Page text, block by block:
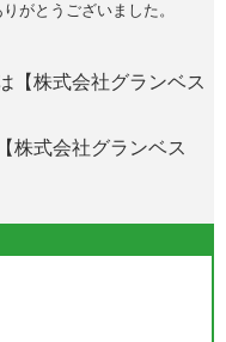
がとうございました。
【株式会社グランベス
株式会社グランベス